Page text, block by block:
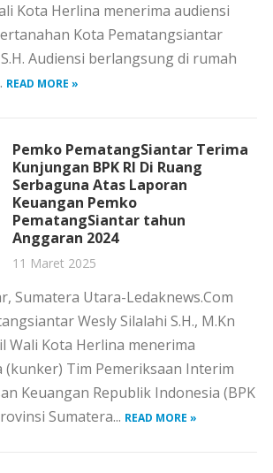
Kota Herlina menerima audiensi
Kota Pematangsiantar
Audiensi berlangsung di rumah
READ MORE »
Pemko PematangSiantar Terima
Kunjungan BPK RI Di Ruang
Serbaguna Atas Laporan
Keuangan Pemko
PematangSiantar tahun
Anggaran 2024
11 Maret 2025
Sumatera Utara-Ledaknews.Com
Wesly Silalahi S.H., M.Kn
Wali Kota Herlina menerima
Tim Pemeriksaan Interim
Keuangan Republik Indonesia (BPK
Sumatera... READ MORE »